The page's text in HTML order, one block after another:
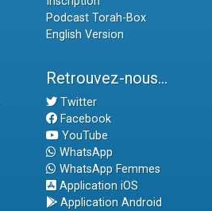
Podcast Torah-Box
English Version
Retrouvez-nous...
Twitter
Facebook
YouTube
WhatsApp
WhatsApp Femmes
Application iOS
Application Android